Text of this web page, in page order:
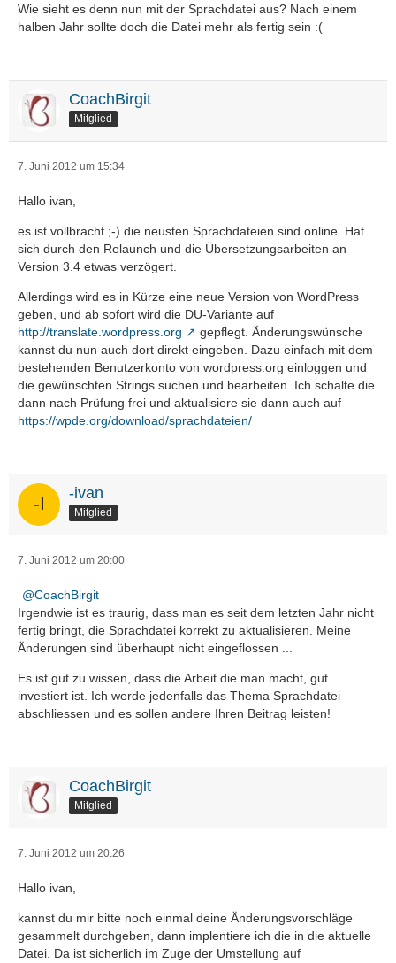
Wie sieht es denn nun mit der Sprachdatei aus? Nach einem
halben Jahr sollte doch die Datei mehr als fertig sein :(
CoachBirgit
Mitglied
7. Juni 2012 um 15:34
Hallo ivan,
es ist vollbracht ;-) die neusten Sprachdateien sind online. Hat
sich durch den Relaunch und die Übersetzungsarbeiten an
Version 3.4 etwas verzögert.
Allerdings wird es in Kürze eine neue Version von WordPress
geben, und ab sofort wird die DU-Variante auf
http://translate.wordpress.org
gepflegt. Änderungswünsche
kannst du nun auch dort direkt eingeben. Dazu einfach mit dem
bestehenden Benutzerkonto von wordpress.org einloggen und
die gewünschten Strings suchen und bearbeiten. Ich schalte die
dann nach Prüfung frei und aktualisiere sie dann auch auf
https://wpde.org/download/sprachdateien/
-ivan
Mitglied
7. Juni 2012 um 20:00
CoachBirgit
Irgendwie ist es traurig, dass man es seit dem letzten Jahr nicht
fertig bringt, die Sprachdatei korrekt zu aktualisieren. Meine
Änderungen sind überhaupt nicht eingeflossen ...
Es ist gut zu wissen, dass die Arbeit die man macht, gut
investiert ist. Ich werde jedenfalls das Thema Sprachdatei
abschliessen und es sollen andere Ihren Beitrag leisten!
CoachBirgit
Mitglied
7. Juni 2012 um 20:26
Hallo ivan,
kannst du mir bitte noch einmal deine Änderungsvorschläge
gesammelt durchgeben, dann implentiere ich die in die aktuelle
Datei. Da ist sicherlich im Zuge der Umstellung auf